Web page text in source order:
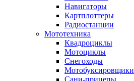
Навигаторы
Картплоттеры
Радиостанции
Мототехника
Квадроциклы
Мотоциклы
Снегоходы
Мотобуксировщики
Сани-прицепы